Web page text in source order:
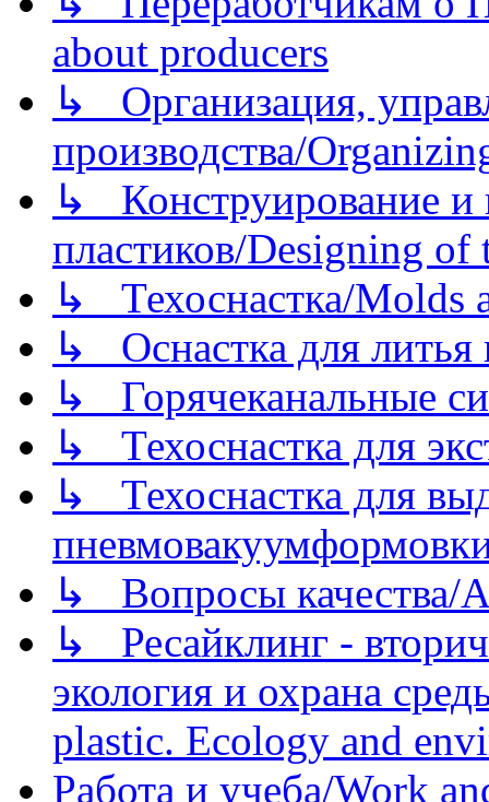
about producers
↳ Организация,
производства/
↳ Конструирование и
пластиков/Designing of
↳ Техоснастка/Molds
↳ Оснастка для литья
↳ Горячеканальные
↳ Техоснастка для
↳ Техоснастка для
↳ Вопросы качества/
↳ Ресайклинг -
экология и охрана
plastic. Ecology and
Работа и учеба/Work